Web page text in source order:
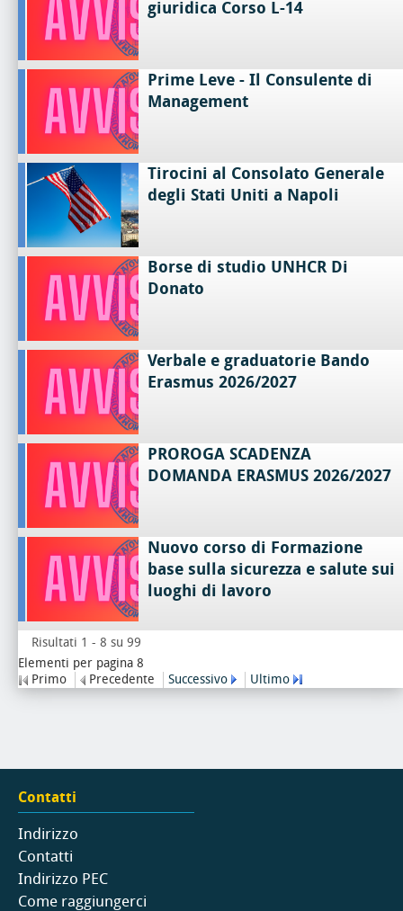
giuridica Corso L-14
Prime Leve - Il Consulente di
Management
Tirocini al Consolato Generale
degli Stati Uniti a Napoli
Borse di studio UNHCR Di
Donato
Verbale e graduatorie Bando
Erasmus 2026/2027
PROROGA SCADENZA
DOMANDA ERASMUS 2026/2027
Nuovo corso di Formazione
base sulla sicurezza e salute sui
luoghi di lavoro
Risultati 1 - 8 su 99
Elementi per pagina 8
Primo
Precedente Successivo Ultimo
Contatti
Indirizzo
Contatti
Indirizzo PEC
Come raggiungerci